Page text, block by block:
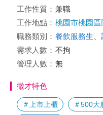
工作性質： 兼職
工作地點： 桃園市桃園
職務類別： 餐飲服務生
需求人數： 不拘
管理人數： 無
徵才特色
＃上市上櫃 ＃500大